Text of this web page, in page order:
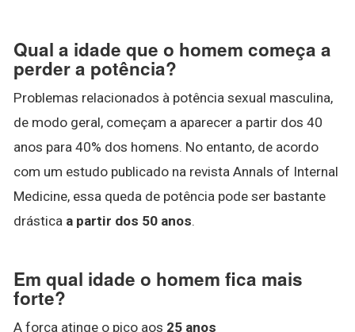
Qual a idade que o homem começa a
perder a potência?
Problemas relacionados à potência sexual masculina,
de modo geral, começam a aparecer a partir dos 40
anos para 40% dos homens. No entanto, de acordo
com um estudo publicado na revista Annals of Internal
Medicine, essa queda de potência pode ser bastante
drástica a partir dos 50 anos.
Em qual idade o homem fica mais
forte?
A força atinge o pico aos 25 anos